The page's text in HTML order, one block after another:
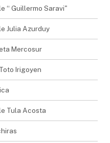
“ Guillermo Saravi"
Julia Azurduy
Mercosur
Irigoyen
Tula Acosta